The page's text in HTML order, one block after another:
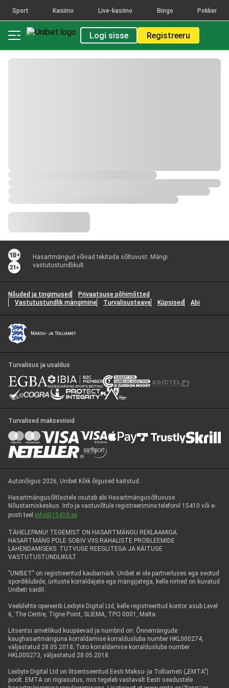
Sport Kasiino Live-kasiino Bingo Pokker
Logi sisse Registreeru
Hasartmängud võivad tekitada sõltuvust. Mängi
vastutustundlikult.
Nõuded ja tingimused
Privaatsuse põhimõtted
Vastutustundlik mängimine
Turvalisusteave Küpsised Abi
Turvalisus ja usaldus
Turvalised makseviisid
Autoriõigus 2026, Unibet Kõik õigused kaitstud.
Hasartmängusõltlastele osutab abi Hasartmängusõltuvuse
Nõustamiskeskus. Info ja vastuvõtule registreerimine telefonil 15410 või e-
posti teel info@15410.ee.
TÄHELEPANU! TEGEMIST ON HASARTMÄNGU REKLAAMIGA.
HASARTMÄNG POLE SOBIV VIIS RAHALISTE PROBLEEMIDE
LAHENDAMISEKS. TUTVUGE REEGLITEGA JA KÄITUGE
VASTUTUSTUNDLIKULT.
"UNIBET" on registreeritud kaubamärk. Unibet ei ole partnerluses ega seotud
spordiklubide, ürituste korraldajate ega mängijatega, kelle nimed on kuvatud
Unibeti saidil.
Veebilehte opereerib Lexbyte Digital Ltd, kelle registreeritud kontor asub Level
6, The Centre, Tigne Point, SLIEMA, TPO 0001, Malta.
Litsentsi ametlikud kuupäevad ja numbrid on: Õnnemängude
kaughasartmänguna korraldamise korraldusluba number HKL000274,
väljastatud 28.05.2018; Toto korraldamise korraldusluba number
HKL000273, väljastatud 28.05.2018.
Lexbyte Digital Ltd on litsentseeritud Eesti Maksu- ja Tolliameti („EMTA")
poolt. EMTA on riigiasutus, mis tegeleb vastavalt Eesti seadustele